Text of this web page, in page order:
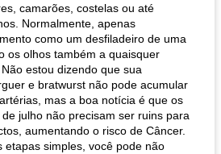
camarões, costelas ou até
Normalmente, apenas
como um desfiladeiro de uma
os olhos também a quaisquer
estou dizendo que sua
e bratwurst não pode acumular
mas a boa notícia é que os
julho não precisam ser ruins para
aumentando o risco de Câncer.
etapas simples, você pode não